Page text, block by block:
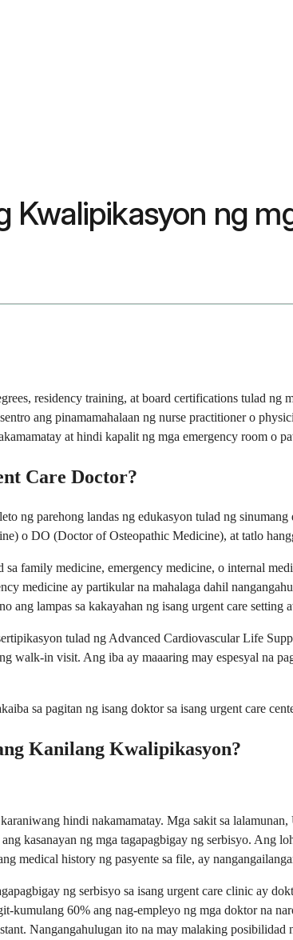
Kwalipikasyon ng
residency training, at board certifications tulad ng
ang pinamamahalaan ng nurse practitioner o
at hindi kapalit ng mga emergency room o
Care Doctor?
ng parehong landas ng edukasyon tulad ng
o DO (Doctor of Osteopathic Medicine), at tatlo
family medicine, emergency medicine, o internal
medicine ay partikular na mahalaga dahil
lampas sa kakayahan ng isang urgent care setting
tulad ng Advanced Cardiovascular Life
walk-in visit. Ang iba ay maaaring may espesyal na
sa pagitan ng isang doktor sa isang urgent care
Kanilang Kwalipikasyon?
hindi nakamamatay. Mga sakit sa
kasanayan ng mga tagapagbigay ng serbisyo. Ang
medical history ng pasyente sa file, ay
ng serbisyo sa isang urgent care clinic ay
kumulang 60% ang nag-empleyo ng mga doktor na
Nangangahulugan ito na may malaking